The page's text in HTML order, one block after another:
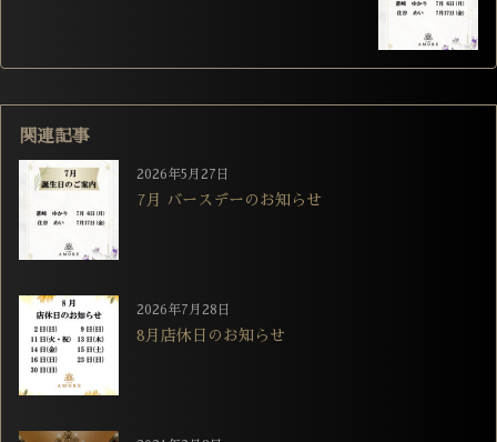
関連記事
2026年5月27日
7月 バースデーのお知らせ
2026年7月28日
8月店休日のお知らせ